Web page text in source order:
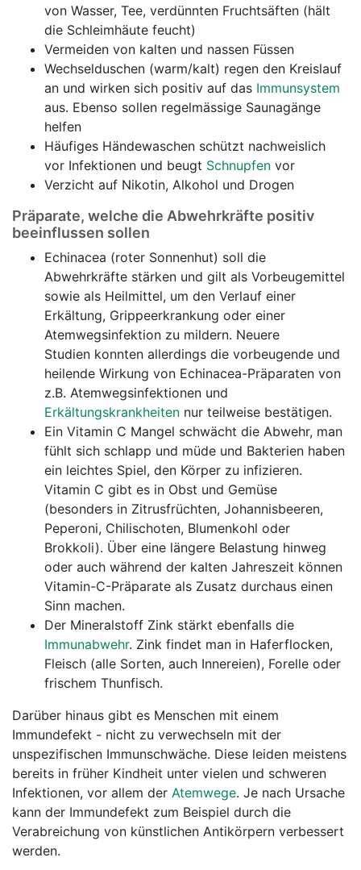
von Wasser, Tee, verdünnten Fruchtsäften (hält
die Schleimhäute feucht)
Vermeiden von kalten und nassen Füssen
Wechselduschen (warm/kalt) regen den Kreislauf
an und wirken sich positiv auf das Immunsystem
aus. Ebenso sollen regelmässige Saunagänge
helfen
Häufiges Händewaschen schützt nachweislich
vor Infektionen und beugt Schnupfen vor
Verzicht auf Nikotin, Alkohol und Drogen
Präparate, welche die Abwehrkräfte positiv
beeinflussen sollen
Echinacea (roter Sonnenhut) soll die
Abwehrkräfte stärken und gilt als Vorbeugemittel
sowie als Heilmittel, um den Verlauf einer
Erkältung, Grippeerkrankung oder einer
Atemwegsinfektion zu mildern. Neuere
Studien konnten allerdings die vorbeugende und
heilende Wirkung von Echinacea-Präparaten von
z.B. Atemwegsinfektionen und
Erkältungskrankheiten nur teilweise bestätigen.
Ein Vitamin C Mangel schwächt die Abwehr, man
fühlt sich schlapp und müde und Bakterien haben
ein leichtes Spiel, den Körper zu infizieren.
Vitamin C gibt es in Obst und Gemüse
(besonders in Zitrusfrüchten, Johannisbeeren,
Peperoni, Chilischoten, Blumenkohl oder
Brokkoli). Über eine längere Belastung hinweg
oder auch während der kalten Jahreszeit können
Vitamin-C-Präparate als Zusatz durchaus einen
Sinn machen.
Der Mineralstoff Zink stärkt ebenfalls die
Immunabwehr. Zink findet man in Haferflocken,
Fleisch (alle Sorten, auch Innereien), Forelle oder
frischem Thunfisch.
Darüber hinaus gibt es Menschen mit einem
Immundefekt - nicht zu verwechseln mit der
unspezifischen Immunschwäche. Diese leiden meistens
bereits in früher Kindheit unter vielen und schweren
Infektionen, vor allem der Atemwege. Je nach Ursache
kann der Immundefekt zum Beispiel durch die
Verabreichung von künstlichen Antikörpern verbessert
werden.